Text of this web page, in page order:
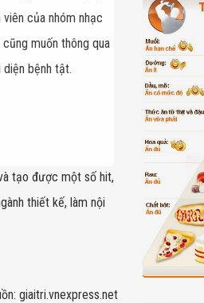
của nhóm nhạc
cũng muốn thông qua
bệnh tật.
tạo được một số hit,
thiết kế, làm nội
giaitri.vnexpress.net